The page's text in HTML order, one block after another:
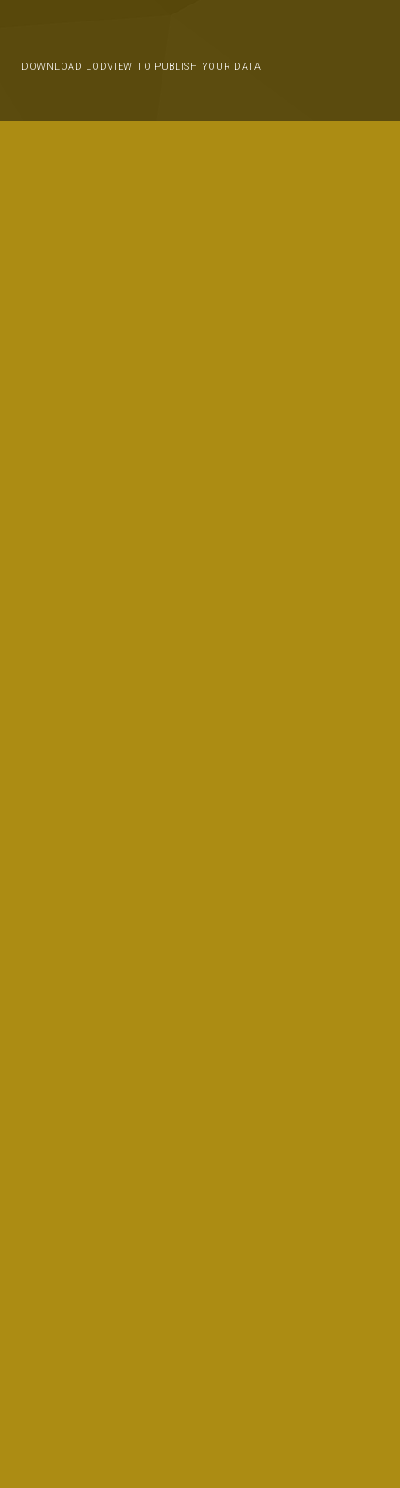
DOWNLOAD LODVIEW TO PUBLISH YOUR DATA